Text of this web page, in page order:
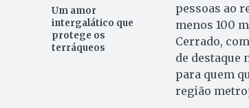
Um amor
intergalático que
protege os
terráqueos
pessoas ao
menos 100
Cerrado,
de destaque
para quem
região